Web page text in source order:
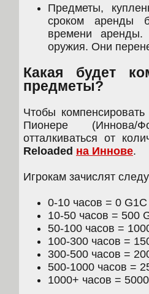
Предметы,
сроком аренды
времени
оружия. Они
Какая будет
предметы?
Чтобы
Пионере (Иннова/
отталкиваться от
Reloaded на Иннове.
Игрокам зачислят
0-10 часов = 0 G1C
10-50 часов = 500
50-100 часов =
100-300 часов =
300-500 часов =
500-1000 часов =
1000+ часов =